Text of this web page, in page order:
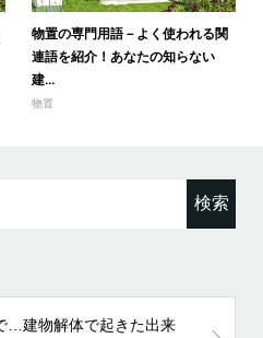
物置の専門用語－よく使われる関
連語を紹介！あなたの知らない
建...
物置
…建物解体で起きた出来